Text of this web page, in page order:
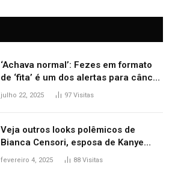
‘Achava normal’: Fezes em formato
de ‘fita’ é um dos alertas para câncer
colorretal; relembre fala de Preta Gil
julho 22, 2025 97 Visitas
Veja outros looks polêmicos de
Bianca Censori, esposa de Kanye
West que apareceu nua no Grammy
fevereiro 4, 2025 88 Visitas